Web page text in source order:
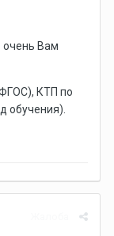
очень Вам
КТП по
обучения).